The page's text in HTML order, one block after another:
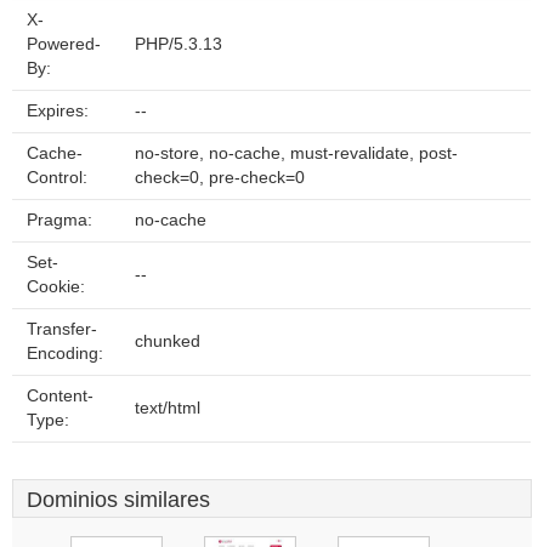
X-
Powered-
By:
PHP/5.3.13
Expires: --
Cache-
Control:
no-store, no-cache, must-revalidate, post-
check=0, pre-check=0
Pragma: no-cache
Set-
Cookie:
--
Transfer-
Encoding:
chunked
Content-
Type:
text/html
Dominios similares